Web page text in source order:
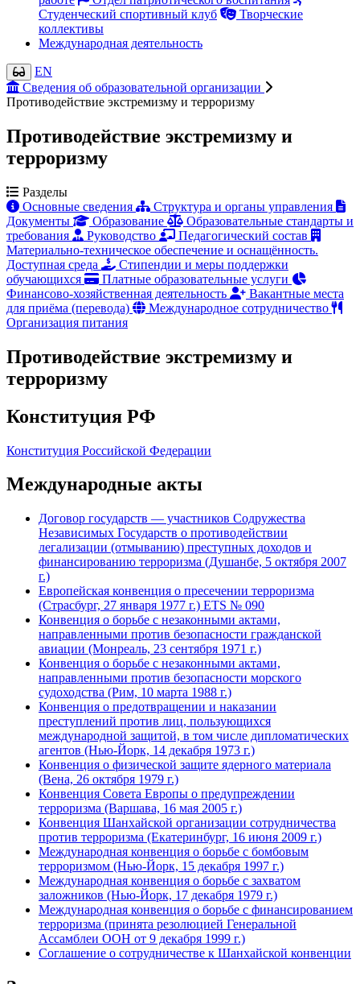
Студенческий спортивный клуб
Творческие
коллективы
Международная деятельность
EN
Сведения об образовательной организации
Противодействие экстремизму и терроризму
Противодействие экстремизму и
терроризму
Разделы
Основные сведения
Структура и органы управления
Документы
Образование
Образовательные стандарты и
требования
Руководство
Педагогический состав
Материально-техническое обеспечение и оснащённость.
Доступная среда
Стипендии и меры поддержки
обучающихся
Платные образовательные услуги
Финансово-хозяйственная деятельность
Вакантные места
для приёма (перевода)
Международное сотрудничество
Организация питания
Противодействие экстремизму и
терроризму
Конституция РФ
Конституция Российской Федерации
Международные акты
Договор государств — участников Содружества
Независимых Государств о противодействии
легализации (отмыванию) преступных доходов и
финансированию терроризма (Душанбе, 5 октября 2007
г.)
Европейская конвенция о пресечении терроризма
(Страсбург, 27 января 1977 г.) ETS № 090
Конвенция о борьбе с незаконными актами,
направленными против безопасности гражданской
авиации (Монреаль, 23 сентября 1971 г.)
Конвенция о борьбе с незаконными актами,
направленными против безопасности морского
судоходства (Рим, 10 марта 1988 г.)
Конвенция о предотвращении и наказании
преступлений против лиц, пользующихся
международной защитой, в том числе дипломатических
агентов (Нью-Йорк, 14 декабря 1973 г.)
Конвенция о физической защите ядерного материала
(Вена, 26 октября 1979 г.)
Конвенция Совета Европы о предупреждении
терроризма (Варшава, 16 мая 2005 г.)
Конвенция Шанхайской организации сотрудничества
против терроризма (Екатеринбург, 16 июня 2009 г.)
Международная конвенция о борьбе с бомбовым
терроризмом (Нью-Йорк, 15 декабря 1997 г.)
Международная конвенция о борьбе с захватом
заложников (Нью-Йорк, 17 декабря 1979 г.)
Международная конвенция о борьбе с финансированием
терроризма (принята резолюцией Генеральной
Ассамблеи ООН от 9 декабря 1999 г.)
Соглашение о сотрудничестве к Шанхайской конвенции